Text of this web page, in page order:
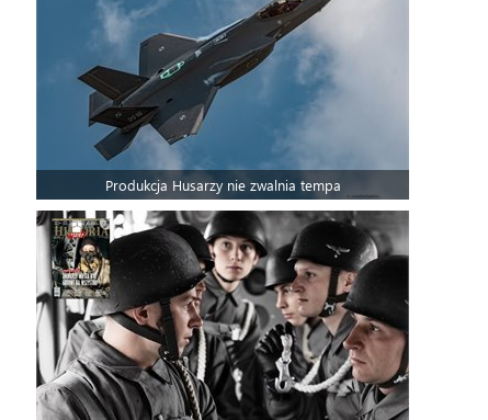
Produkcja Husarzy nie zwalnia tempa